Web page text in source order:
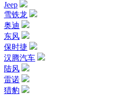
Jeep
雪铁龙
奥迪
东风
保时捷
汉腾汽车
陆风
雷诺
猎豹